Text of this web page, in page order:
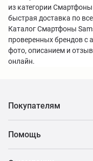
из категории
быстрая доставка по
Каталог Смартфоны
проверенных брендов с
фото, описанием и
онлайн.
Покупателям
Помощь